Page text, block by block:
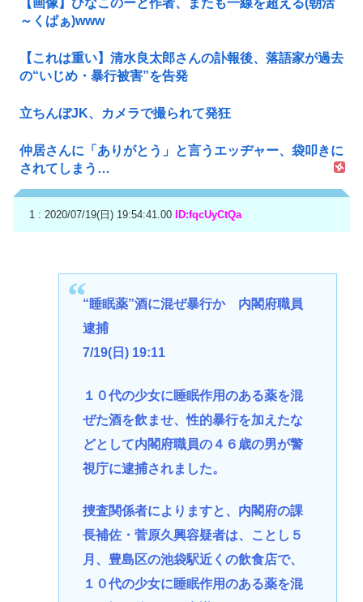
～くぱぁ)www
【これは重い】清水良太郎さんの訃報後、落語家が過去
の“いじめ・暴行被害”を告発
立ちんぼJK、カメラで撮られて発狂
仲居さんに「ありがとう」と言うエッヂャー、袋叩きに
されてしまう…
1 : 2020/07/19(日) 19:54:41.00 ID:fqcUyCtQa
“睡眠薬”酒に混ぜ暴行か 内閣府職員
逮捕
7/19(日) 19:11
１０代の少女に睡眠作用のある薬を混
ぜた酒を飲ませ、性的暴行を加えたな
どとして内閣府職員の４６歳の男が警
視庁に逮捕されました。
捜査関係者によりますと、内閣府の課
長補佐・菅原久興容疑者は、ことし５
月、豊島区の池袋駅近くの飲食店で、
１０代の少女に睡眠作用のある薬を混